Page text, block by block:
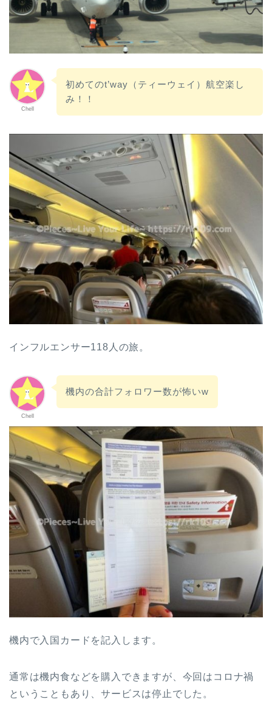
Chell
初めてのt’way（ティーウェイ）航空楽し
み！！
インフルエンサー118人の旅。
Chell
機内の合計フォロワー数が怖いw
機内で入国カードを記入します。
通常は機内食などを購入できますが、今回はコロナ禍
ということもあり、サービスは停止でした。